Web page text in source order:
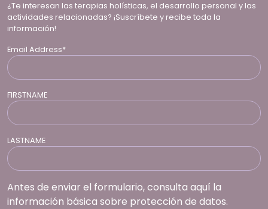
¿Te interesan las terapias holísticas, el desarrollo personal y las
actividades relacionadas? ¡Suscríbete y recibe toda la
información!
Email Address*
FIRSTNAME
LASTNAME
Antes de enviar el formulario, consulta aquí la
información básica sobre protección de datos.